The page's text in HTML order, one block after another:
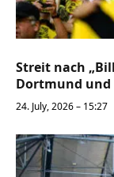
Streit nach
Dortmund und
24. July, 2026 – 15:27